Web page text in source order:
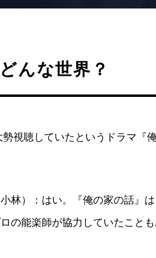
んな世界？
視聴していたというドラマ『
林）：はい。『俺の家の話』
の能楽師が協力していたこと